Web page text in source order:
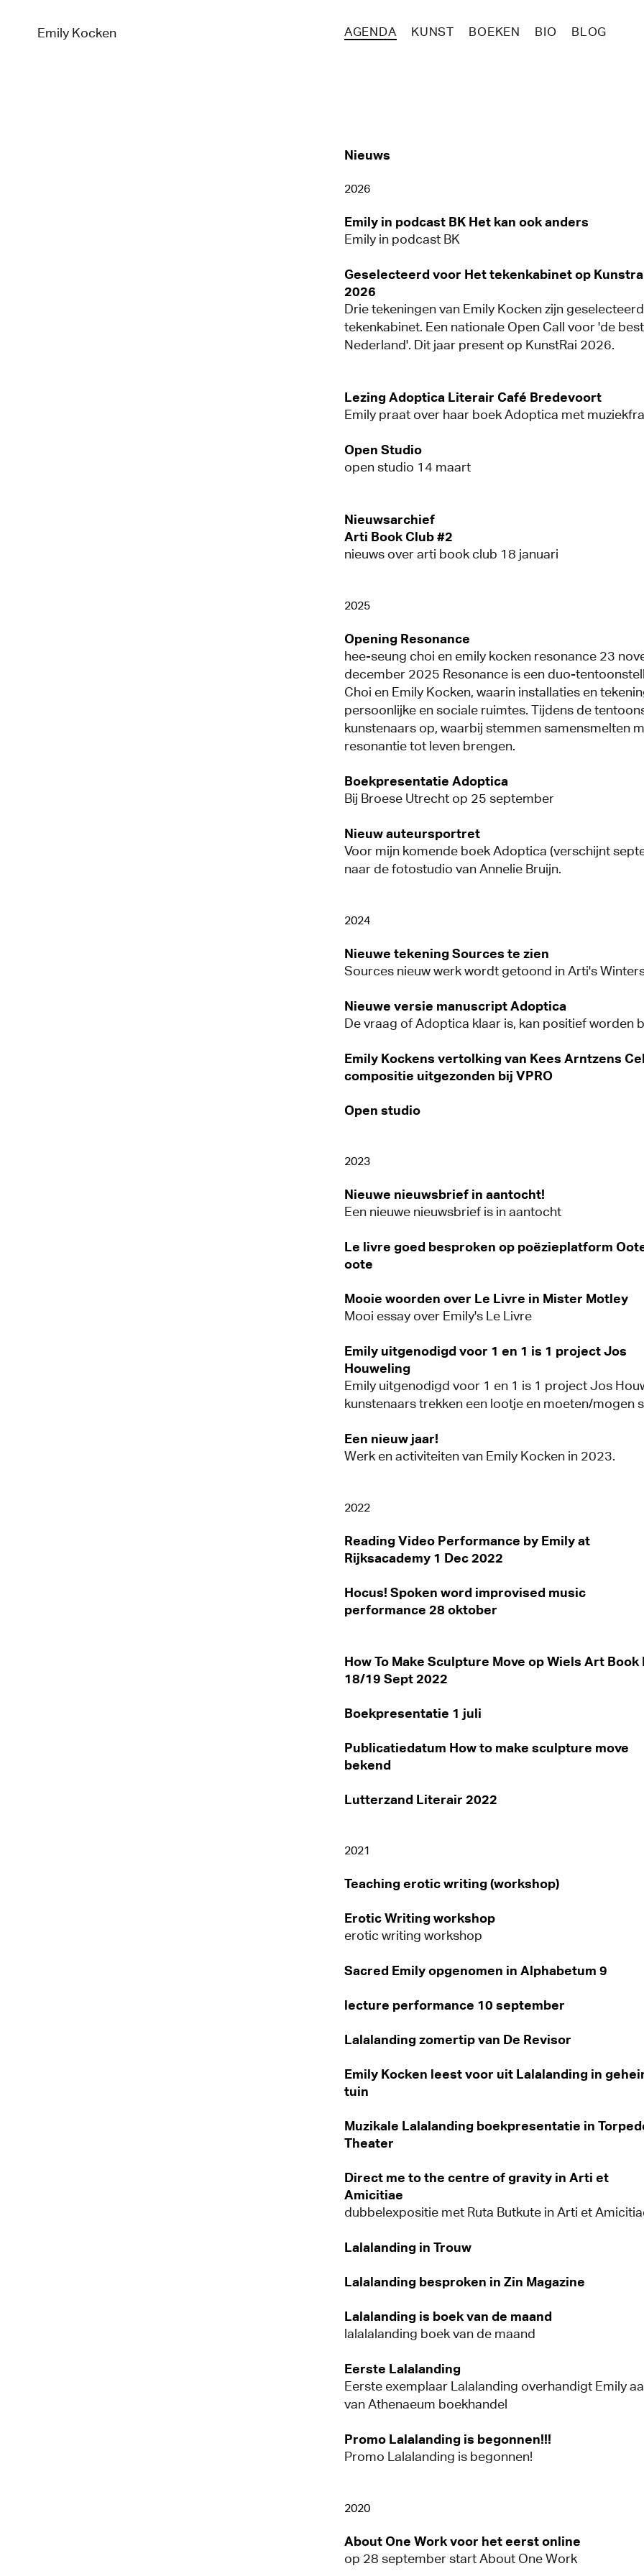
Emily Kocken AGENDA KUNST BOEKEN BIO BLOG
Nieuws
2026
Emily in podcast BK Het kan ook anders
Emily in podcast BK
Geselecteerd voor Het tekenkabinet op
2026
Drie tekeningen van Emily Kocken zijn
tekenkabinet. Een nationale Open Call voor 'de
Nederland'. Dit jaar present op KunstRai 2026.
Lezing Adoptica Literair Café Bredevoort
Emily praat over haar boek Adoptica met
Open Studio
open studio 14 maart
Nieuwsarchief
Arti Book Club #2
nieuws over arti book club 18 januari
2025
Opening Resonance
hee-seung choi en emily kocken resonance 23
december 2025 Resonance is een duo-
Choi en Emily Kocken, waarin installaties en
persoonlijke en sociale ruimtes. Tijdens de
kunstenaars op, waarbij stemmen samensmelten
resonantie tot leven brengen.
Boekpresentatie Adoptica
Bij Broese Utrecht op 25 september
Nieuw auteursportret
Voor mijn komende boek Adoptica (verschijnt
naar de fotostudio van Annelie Bruijn.
2024
Nieuwe tekening Sources te zien
Sources nieuw werk wordt getoond in Arti's
Nieuwe versie manuscript Adoptica
De vraag of Adoptica klaar is, kan positief worden
Emily Kockens vertolking van Kees Arntzens
compositie uitgezonden bij VPRO
Open studio
2023
Nieuwe nieuwsbrief in aantocht!
Een nieuwe nieuwsbrief is in aantocht
Le livre goed besproken op poëzieplatform
oote
Mooie woorden over Le Livre in Mister Motley
Mooi essay over Emily's Le Livre
Emily uitgenodigd voor 1 en 1 is 1 project Jos
Houweling
Emily uitgenodigd voor 1 en 1 is 1 project Jos
kunstenaars trekken een lootje en moeten/mogen
Een nieuw jaar!
Werk en activiteiten van Emily Kocken in 2023.
2022
Reading Video Performance by Emily at
Rijksacademy 1 Dec 2022
Hocus! Spoken word improvised music
performance 28 oktober
How To Make Sculpture Move op Wiels Art Book
18/19 Sept 2022
Boekpresentatie 1 juli
Publicatiedatum How to make sculpture move
bekend
Lutterzand Literair 2022
2021
Teaching erotic writing (workshop)
Erotic Writing workshop
erotic writing workshop
Sacred Emily opgenomen in Alphabetum 9
lecture performance 10 september
Lalalanding zomertip van De Revisor
Emily Kocken leest voor uit Lalalanding in
tuin
Muzikale Lalalanding boekpresentatie in
Theater
Direct me to the centre of gravity in Arti et
Amicitiae
dubbelexpositie met Ruta Butkute in Arti et
Lalalanding in Trouw
Lalalanding besproken in Zin Magazine
Lalalanding is boek van de maand
lalalalanding boek van de maand
Eerste Lalalanding
Eerste exemplaar Lalalanding overhandigt Emily
van Athenaeum boekhandel
Promo Lalalanding is begonnen!!!
Promo Lalalanding is begonnen!
2020
About One Work voor het eerst online
op 28 september start About One Work